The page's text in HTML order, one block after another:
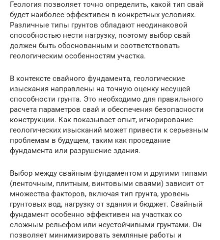
Геология позволяет точно определить, какой тип свай
будет наиболее эффективен в конкретных условиях.
Различные типы грунтов обладают неодинаковой
способностью нести нагрузку, поэтому выбор свай
должен быть обоснованным и соответствовать
геологическим особенностям участка.
В контексте свайного фундамента, геологические
изыскания направлены на точную оценку несущей
способности грунта. Это необходимо для правильного
расчета параметров свай и обеспечения безопасности
конструкции. Как показывает опыт, игнорирование
геологических изысканий может привести к серьезным
проблемам в будущем, таким как проседание
фундамента или разрушение здания.
Выбор между свайным фундаментом и другими типами
(ленточным, плитным, винтовыми сваями) зависит от
множества факторов, включая тип грунта, уровень
грунтовых вод, нагрузку от здания и бюджет. Свайный
фундамент особенно эффективен на участках со
сложным рельефом или неустойчивыми грунтами. Он
позволяет минимизировать земляные работы и